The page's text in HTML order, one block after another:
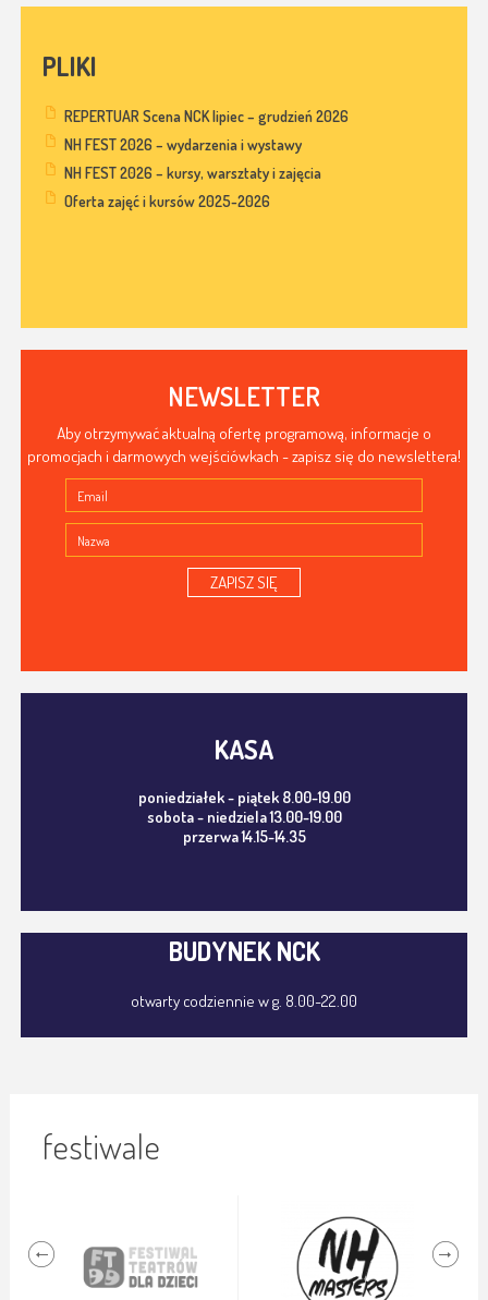
PLIKI
REPERTUAR Scena NCK lipiec – grudzień 2026
NH FEST 2026 – wydarzenia i wystawy
NH FEST 2026 – kursy, warsztaty i zajęcia
Oferta zajęć i kursów 2025-2026
NEWSLETTER
Aby otrzymywać aktualną ofertę programową, informacje o
promocjach i darmowych wejściówkach - zapisz się do newslettera!
ZAPISZ SIĘ
KASA
poniedziałek - piątek 8.00-19.00
sobota - niedziela 13.00-19.00
przerwa 14.15-14.35
BUDYNEK NCK
otwarty codziennie w g. 8.00-22.00
festiwale